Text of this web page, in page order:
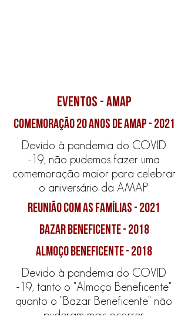
EVENTOS - AMAP
comemoração 20 anos de amap - 2021
Devido à pandemia do COVID
-19, não pudemos fazer uma
comemoração maior para celebrar
o aniversário da AMAP.
reunião com as famílias - 2021
BAZAR BENEFICENTE - 2018
ALMOÇO BENEFICENTE - 2018
Devido à pandemia do COVID
-19, tanto o "Almoço Beneficente"
quanto o "Bazar Beneficente" não